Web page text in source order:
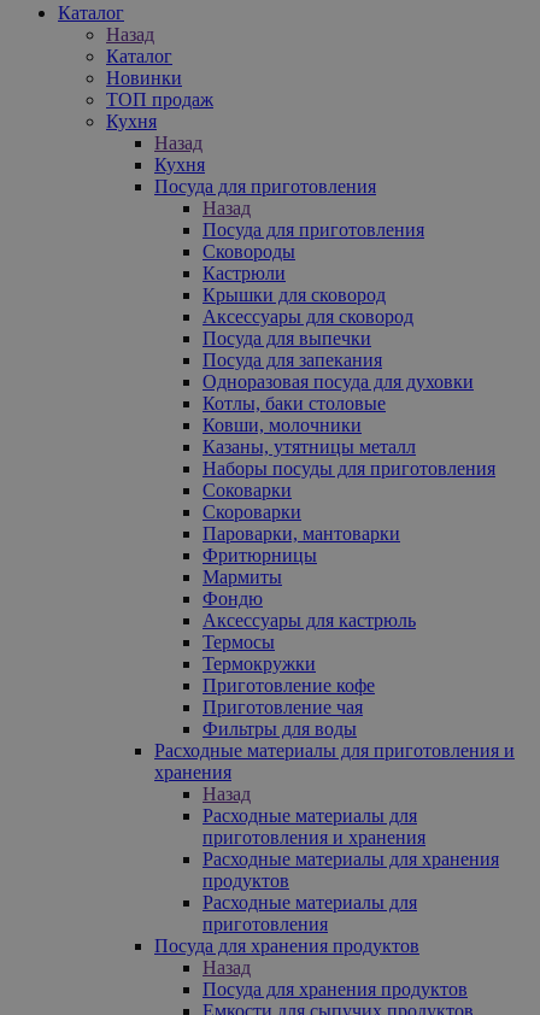
Каталог
Назад
Каталог
Новинки
ТОП продаж
Кухня
Назад
Кухня
Посуда для приготовления
Назад
Посуда для приготовления
Сковороды
Кастрюли
Крышки для сковород
Аксессуары для сковород
Посуда для выпечки
Посуда для запекания
Одноразовая посуда для духовки
Котлы, баки столовые
Ковши, молочники
Казаны, утятницы металл
Наборы посуды для приготовления
Соковарки
Скороварки
Пароварки, мантоварки
Фритюрницы
Мармиты
Фондю
Аксессуары для кастрюль
Термосы
Термокружки
Приготовление кофе
Приготовление чая
Фильтры для воды
Расходные материалы для приготовления и
хранения
Назад
Расходные материалы для
приготовления и хранения
Расходные материалы для хранения
продуктов
Расходные материалы для
приготовления
Посуда для хранения продуктов
Назад
Посуда для хранения продуктов
Емкости для сыпучих продуктов